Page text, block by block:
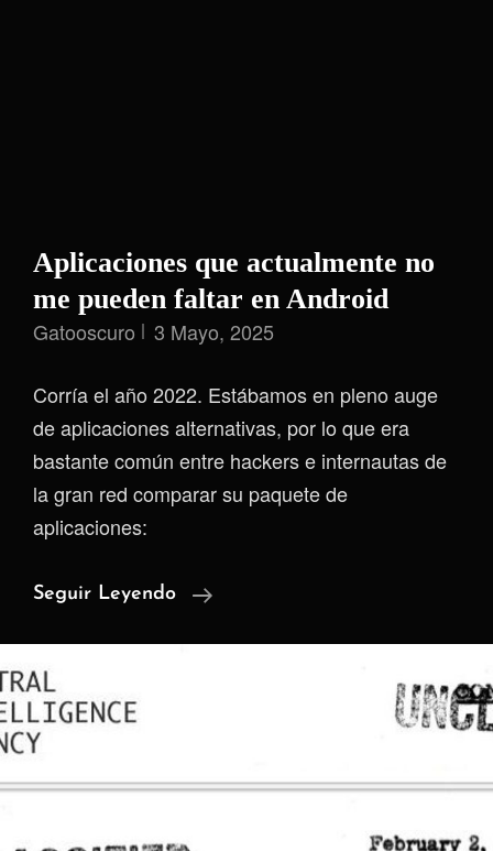
Aplicaciones que actualmente no
me pueden faltar en Android
Gatooscuro 3 Mayo, 2025
Corría el año 2022. Estábamos en pleno auge
de aplicaciones alternativas, por lo que era
bastante común entre hackers e internautas de
la gran red comparar su paquete de
aplicaciones:
Seguir Leyendo
Aplicaciones
Faltar